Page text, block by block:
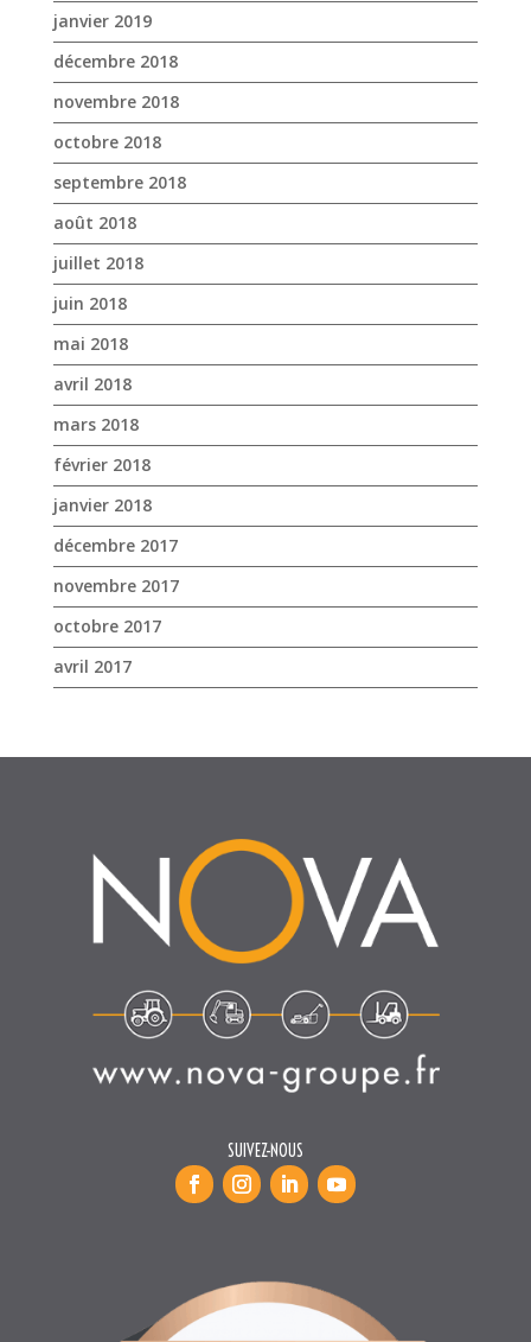
janvier 2019
décembre 2018
novembre 2018
octobre 2018
septembre 2018
août 2018
juillet 2018
juin 2018
mai 2018
avril 2018
mars 2018
février 2018
janvier 2018
décembre 2017
novembre 2017
octobre 2017
avril 2017
SUIVEZ-NOUS